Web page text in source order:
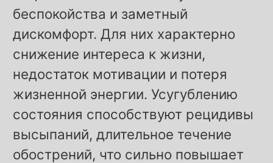
беспокойства и заметный
дискомфорт. Для них характерно
снижение интереса к жизни,
недостаток мотивации и потеря
жизненной энергии. Усугублению
состояния способствуют рецидивы
высыпаний, длительное течение
обострений, что сильно повышает